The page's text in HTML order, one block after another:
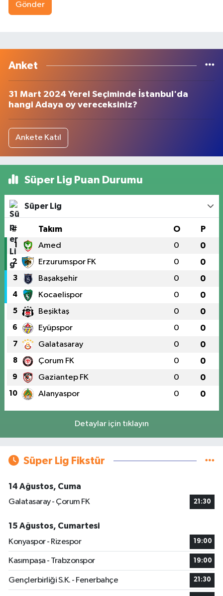
Gönder
Anket
31 Mart 2024 Yerel Seçiminde İstanbul'da
hangi Adaya oy vereceksiniz?
Ankete Katıl
Süper Lig Puan Durumu
Süper Lig
# Takım O P
1 Amed 0 0
2 Erzurumspor FK 0 0
3 Başakşehir 0 0
4 Kocaelispor 0 0
5 Beşiktaş 0 0
6 Eyüpspor 0 0
7 Galatasaray 0 0
8 Çorum FK 0 0
9 Gaziantep FK 0 0
10 Alanyaspor 0 0
Detaylar için tıklayın
Süper Lig Fikstür
14 Ağustos, Cuma
Galatasaray - Çorum FK
21:30
15 Ağustos, Cumartesi
Konyaspor - Rizespor
19:00
Kasımpaşa - Trabzonspor 19:00
Gençlerbirliği S.K. - Fenerbahçe 21:30